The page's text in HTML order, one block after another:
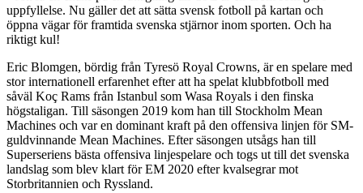
uppfyllelse. Nu gäller det att sätta svensk fotboll på kartan och
öppna vägar för framtida svenska stjärnor inom sporten. Och ha
riktigt kul!
Eric Blomgen, bördig från Tyresö Royal Crowns, är en spelare med
stor internationell erfarenhet efter att ha spelat klubbfotboll med
såväl Koç Rams från Istanbul som Wasa Royals i den finska
högstaligan. Till säsongen 2019 kom han till Stockholm Mean
Machines och var en dominant kraft på den offensiva linjen för SM-
guldvinnande Mean Machines. Efter säsongen utsågs han till
Superseriens bästa offensiva linjespelare och togs ut till det svenska
landslag som blev klart för EM 2020 efter kvalsegrar mot
Storbritannien och Ryssland.